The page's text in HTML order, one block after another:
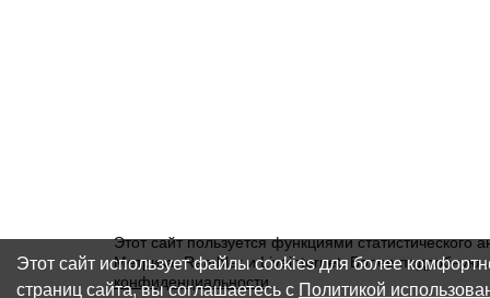
Этот сайт пользуется функциями статистического
Метрика, Rambler и Liveinternet. Более
конфиденциальности
Этот сайт использует файлы cookies для более
страниц сайта, вы соглашаетесь с Политикой